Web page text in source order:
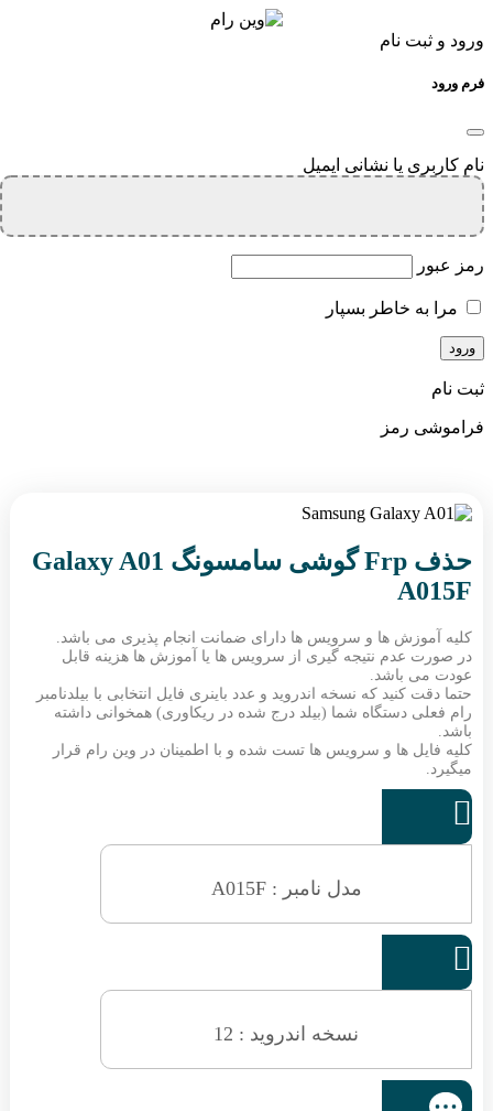
ورود و ثبت نام
فرم ورود
نام کاربری یا نشانی ایمیل
رمز عبور
مرا به خاطر بسپار
ثبت نام
فراموشی رمز
حذف Frp گوشی سامسونگ Galaxy A01
A015F
کلیه آموزش ها و سرویس ها دارای ضمانت انجام پذیری می باشد.
در صورت عدم نتیجه گیری از سرویس ها یا آموزش ها هزینه قابل
عودت می باشد.
حتما دقت کنید که نسخه اندروید و عدد باینری فایل انتخابی با بیلدنامبر
رام فعلی دستگاه شما (بیلد درج شده در ریکاوری) همخوانی داشته
باشد.
کلیه فایل ها و سرویس ها تست شده و با اطمینان در وین رام قرار
میگیرد.

مدل نامبر : A015F

نسخه اندروید : 12